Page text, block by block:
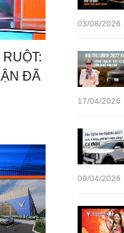
ĐÃ
03/08/2026
17/04/2026
09/04/2026